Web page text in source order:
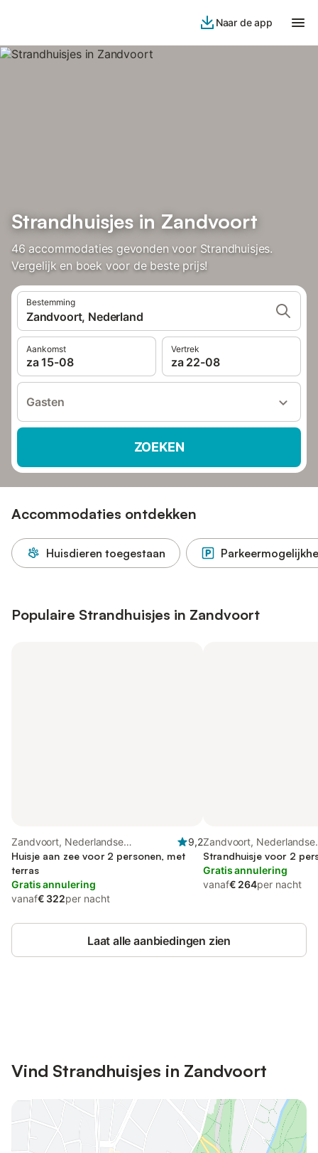
Naar de app
Strandhuisjes in Zandvoort
46 accommodaties gevonden voor Strandhuisjes.
Vergelijk en boek voor de beste prijs!
Bestemming
Zandvoort, Nederland
Aankomst
za 15-08
Vertrek
za 22-08
Gasten
ZOEKEN
Accommodaties ontdekken
Huisdieren toegestaan
Populaire Strandhuisjes in Zandvoort
Zandvoort, Nederlandse
Noordzeekust
9,2
Huisje aan zee voor 2 personen, met
terras
Gratis annulering
vanaf€ 322per nacht
Zandvoort, Nederlandse
Noordzeekust
Strandhuisje voor 2
Gratis annulering
vanaf€ 264per nacht
Laat alle aanbiedingen zien
Vind Strandhuisjes in Zandvoort